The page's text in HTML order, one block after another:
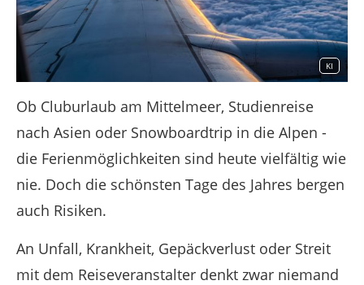
KI
Ob Cluburlaub am Mittelmeer, Studienreise
nach Asien oder Snowboardtrip in die Alpen -
die Ferienmöglichkeiten sind heute vielfältig wie
nie. Doch die schönsten Tage des Jahres bergen
auch Risiken.
An Unfall, Krankheit, Gepäckverlust oder Streit
mit dem Reiseveranstalter denkt zwar niemand